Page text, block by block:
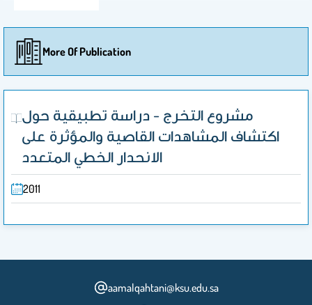
More Of Publication
مشروع التخرج - دراسة تطبيقية حول
اكتشاف المشاهدات القاصية والمؤثرة على
الانحدار الخطي المتعدد
2011
aamalqahtani@ksu.edu.sa